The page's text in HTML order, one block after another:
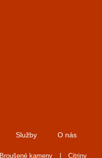
Služby O nás
Broušené kameny Citriny